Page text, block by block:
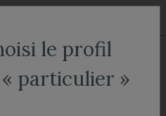
le profil
particulier »